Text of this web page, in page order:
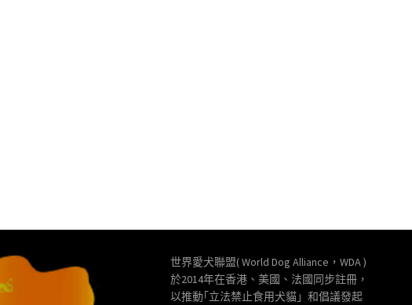
世界愛犬聯盟( World Dog Alliance，WDA )
於2014年在香港、美國、法國同步註冊，
以推動｢立法禁止食用犬貓」和倡議發起